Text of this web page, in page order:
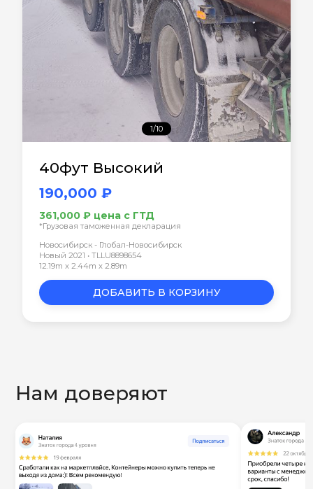
1/10
40фут Высокий
190,000 ₽
361,000 ₽ цена с ГТД
*Грузовая таможенная декларация
Новосибирск - Глобал-Новосибирск
Новый 2021 • TLLU8898654
12.19m x 2.44m x 2.89m
ДОБАВИТЬ В КОРЗИНУ
Нам доверяют